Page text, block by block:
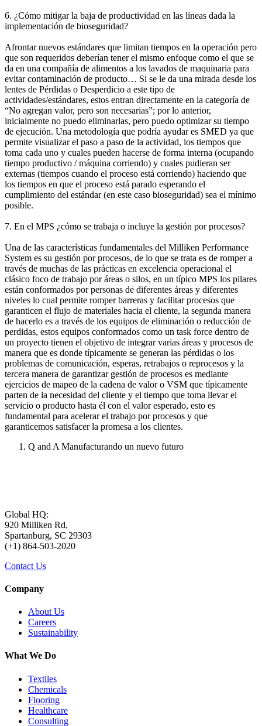
6. ¿Cómo mitigar la baja de productividad en las líneas dada la
implementación de bioseguridad?
Afrontar nuevos estándares que limitan tiempos en la operación pero
que son requeridos deberían tener el mismo enfoque como el que se
da en una compañía de alimentos a los lavados de maquinaria para
evitar contaminación de producto… Si se le da una mirada desde los
lentes de Pérdidas o Desperdicio a este tipo de
actividades/estándares, estos entran directamente en la categoría de
“No agregan valor, pero son necesarias”; por lo anterior,
inicialmente no puedo eliminarlas, pero puedo optimizar su tiempo
de ejecución. Una metodología que podría ayudar es SMED ya que
permite visualizar el paso a paso de la actividad, los tiempos que
toma cada uno y cuales pueden hacerse de forma interna (ocupando
tiempo productivo / máquina corriendo) y cuales pudieran ser
externas (tiempos cuando el proceso está corriendo) haciendo que
los tiempos en que el proceso está parado esperando el
cumplimiento del estándar (en este caso bioseguridad) sea el mínimo
posible.
7. En el MPS ¿cómo se trabaja o incluye la gestión por procesos?
Una de las características fundamentales del Milliken Performance
System es su gestión por procesos, de lo que se trata es de romper a
través de muchas de las prácticas en excelencia operacional el
clásico foco de trabajo por áreas o silos, en un típico MPS los pilares
están conformados por personas de diferentes áreas y diferentes
niveles lo cual permite romper barreras y facilitar procesos que
garanticen el flujo de materiales hacia el cliente, la segunda manera
de hacerlo es a través de los equipos de eliminación o reducción de
perdidas, estos equipos conformados como un task force dentro de
un proyecto tienen el objetivo de integrar varias áreas y procesos de
manera que es donde típicamente se generan las pérdidas o los
problemas de comunicación, esperas, retrabajos o reprocesos y la
tercera manera de garantizar gestión de procesos es mediante
ejercicios de mapeo de la cadena de valor o VSM que típicamente
parten de la necesidad del cliente y el tiempo que toma llevar el
servicio o producto hasta él con el valor esperado, esto es
fundamental para acelerar el trabajo por procesos y que
garanticemos satisfacer la promesa a los clientes.
Q and A Manufacturando un nuevo futuro
Global HQ:
920 Milliken Rd,
Spartanburg, SC 29303
(+1) 864-503-2020
Contact Us
Company
About Us
Careers
Sustainability
What We Do
Textiles
Chemicals
Flooring
Healthcare
Consulting